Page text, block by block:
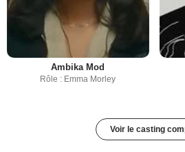
Ambika Mod
Rôle : Emma Morley
Voir le casting